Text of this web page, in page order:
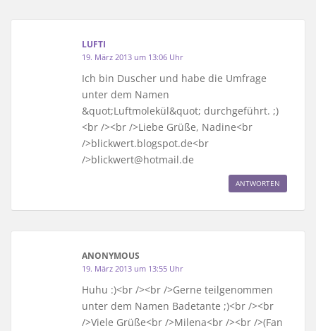
LUFTI
19. März 2013 um 13:06 Uhr
Ich bin Duscher und habe die Umfrage
unter dem Namen
&quot;Luftmolekül&quot; durchgeführt. ;)
<br /><br />Liebe Grüße, Nadine<br
/>blickwert.blogspot.de<br
/>blickwert@hotmail.de
ANTWORTEN
ANONYMOUS
19. März 2013 um 13:55 Uhr
Huhu :)<br /><br />Gerne teilgenommen
unter dem Namen Badetante ;)<br /><br
/>Viele Grüße<br />Milena<br /><br />(Fan